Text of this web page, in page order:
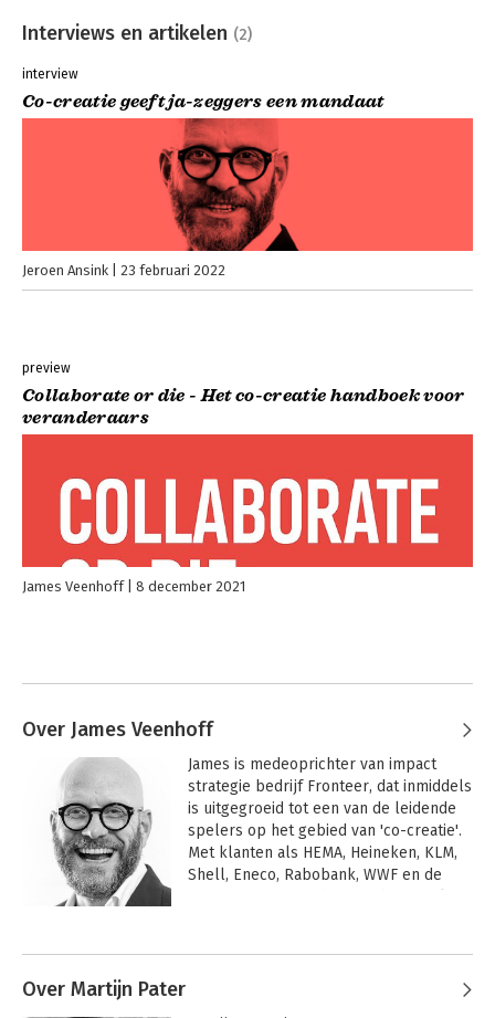
Interviews en artikelen (2)
interview
Co-creatie geeft ja-zeggers een mandaat
Jeroen Ansink 23 februari 2022
preview
Collaborate or die - Het co-creatie handboek voor
veranderaars
James Veenhoff 8 december 2021
Over James Veenhoff
James is medeoprichter van impact
strategie bedrijf Fronteer, dat inmiddels
is uitgegroeid tot een van de leidende
spelers op het gebied van 'co-creatie'.
Met klanten als HEMA, Heineken, KLM,
Shell, Eneco, Rabobank, WWF en de
Over Martijn Pater